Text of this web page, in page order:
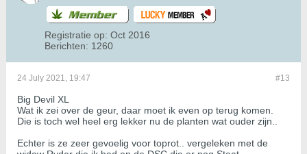
Registratie op: Oct 2016
Berichten: 1260
#13
24 July 2021, 19:47
Big Devil XL
Wat ik zei over de geur, daar moet ik even op terug komen.
Die is toch wel heel erg lekker nu de planten wat ouder zijn..
Echter is ze zeer gevoelig voor toprot.. vergeleken met de